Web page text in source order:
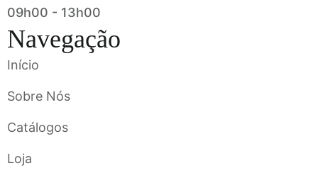
09h00 - 13h00
Navegação
Início
Sobre Nós
Catálogos
Loja